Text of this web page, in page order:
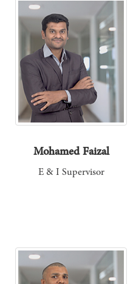
Mohamed Faizal
E & I Supervisor